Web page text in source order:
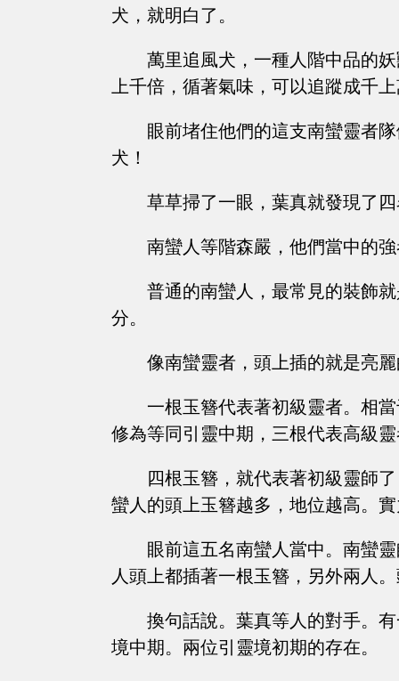
犬，就明白了。
萬里追風犬，一種人階中品的
上千倍，循著氣味，可以追蹤成千
眼前堵住他們的這支南蠻靈者
犬！
草草掃了一眼，葉真就發現了
南蠻人等階森嚴，他們當中的
普通的南蠻人，最常見的裝飾
分。
像南蠻靈者，頭上插的就是亮
一根玉簪代表著初級靈者。相
修為等同引靈中期，三根代表高級
四根玉簪，就代表著初級靈師
蠻人的頭上玉簪越多，地位越高。
眼前這五名南蠻人當中。南蠻
人頭上都插著一根玉簪，另外兩人
換句話說。葉真等人的對手。
境中期。兩位引靈境初期的存在。